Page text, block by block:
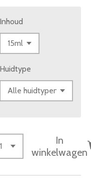
Inhoud
Huidtype
In
winkelwagen